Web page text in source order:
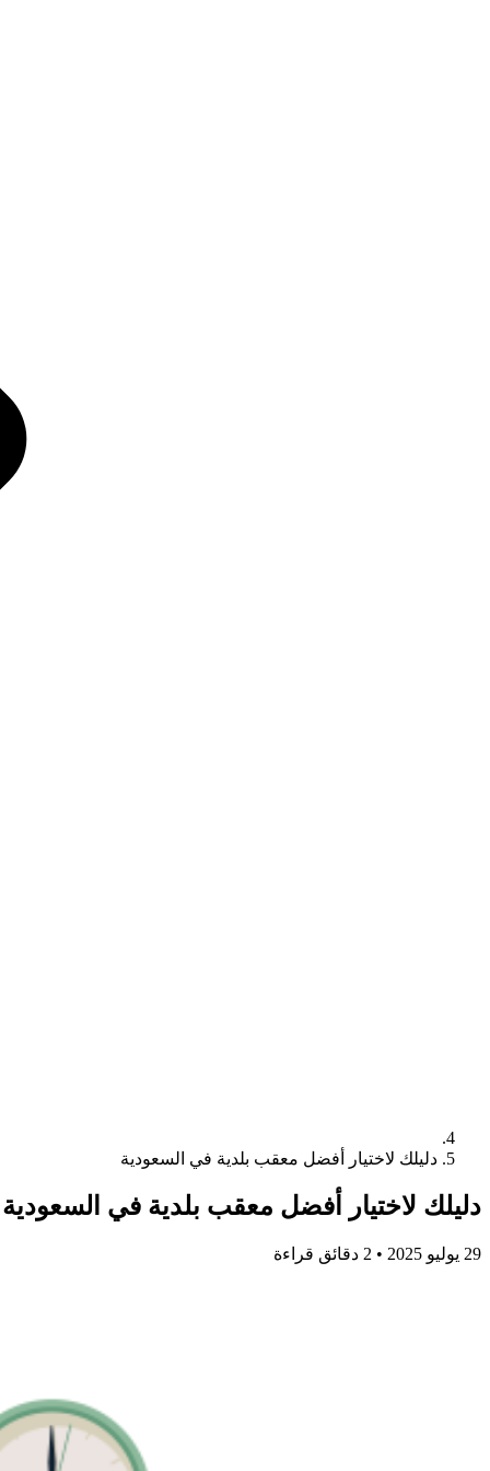
دليلك لاختيار أفضل معقب بلدية في السعودية
دليلك لاختيار أفضل معقب بلدية في السعودية
29 يوليو 2025 • 2 دقائق قراءة